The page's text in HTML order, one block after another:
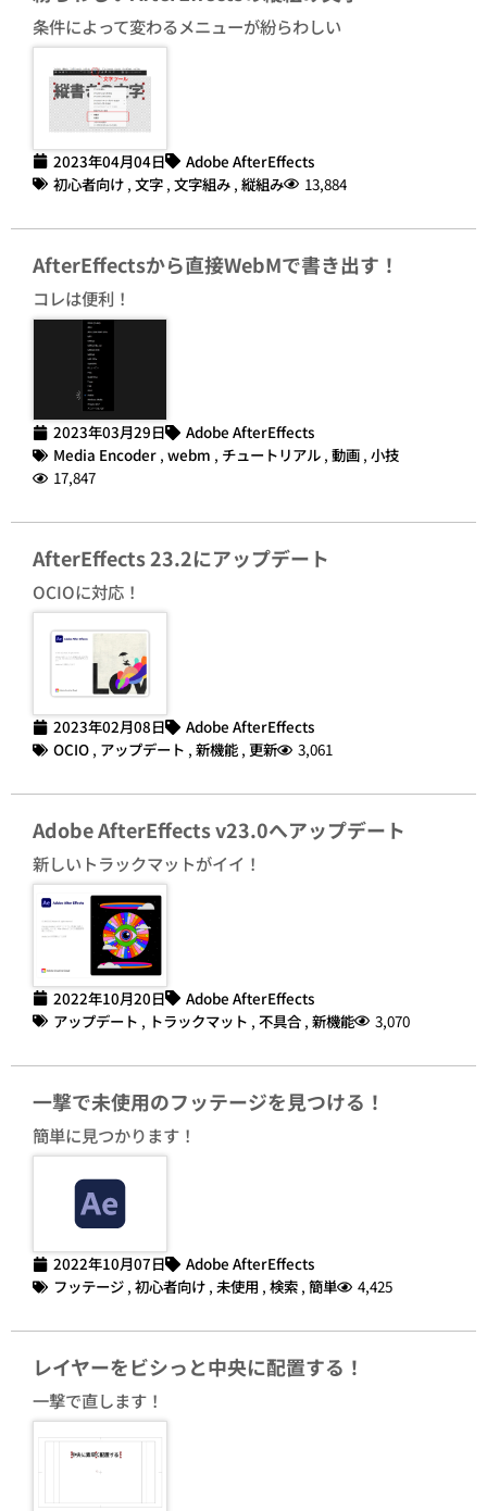
条件によって変わるメニューが紛らわしい
2023年04月04日
Adobe AfterEffects
初心者向け , 文字 , 文字組み , 縦組み 13,884
AfterEffectsから直接WebMで書き出す！
コレは便利！
2023年03月29日
Adobe AfterEffects
Media Encoder , webm , チュートリアル , 動画 , 小技
17,847
AfterEffects 23.2にアップデート
OCIOに対応！
2023年02月08日
Adobe AfterEffects
OCIO , アップデート , 新機能 , 更新 3,061
Adobe AfterEffects v23.0へアップデート
新しいトラックマットがイイ！
2022年10月20日
Adobe AfterEffects
アップデート , トラックマット , 不具合 , 新機能 3,070
一撃で未使用のフッテージを見つける！
簡単に見つかります！
2022年10月07日
Adobe AfterEffects
フッテージ , 初心者向け , 未使用 , 検索 , 簡単 4,425
レイヤーをビシっと中央に配置する！
一撃で直します！